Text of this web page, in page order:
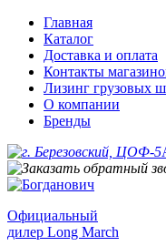
Главная
Каталог
Доставка и оплата
Контакты
Лизинг грузовых
О компании
Бренды
Официальный
дилер Long March